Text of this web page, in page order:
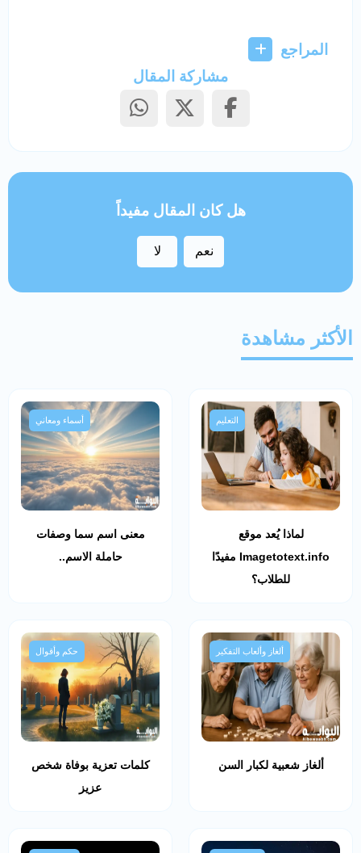
المراجع
مشاركة المقال
هل كان المقال مفيداً
نعم لا
الأكثر مشاهدة
التعليم
لماذا يُعد موقع
Imagetotext.info مفيدًا
للطلاب؟
أسماء ومعاني
معنى اسم سما وصفات
حاملة الاسم..
ألغاز وألعاب التفكير
ألغاز شعبية لكبار السن
حكم وأقوال
كلمات تعزية بوفاة شخص
عزيز